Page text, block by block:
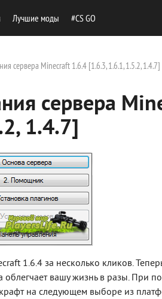
Лучшие моды #CS GO
сервера Minecraft 1.6.4 [1.6.3, 1.6.1, 1.5.2, 1.4.7]
сервера
1.4.7]
1.6.4 за несколько кликов.
облегчает вашу жизнь в разы. При
на следующем выборе из